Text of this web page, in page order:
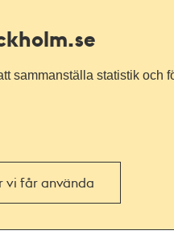
sammanställa statistik och
vi får använda